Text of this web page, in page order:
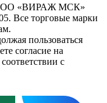
ООО «ВИРАЖ МСК»
Все торговые марки
пользоваться
согласие на
с